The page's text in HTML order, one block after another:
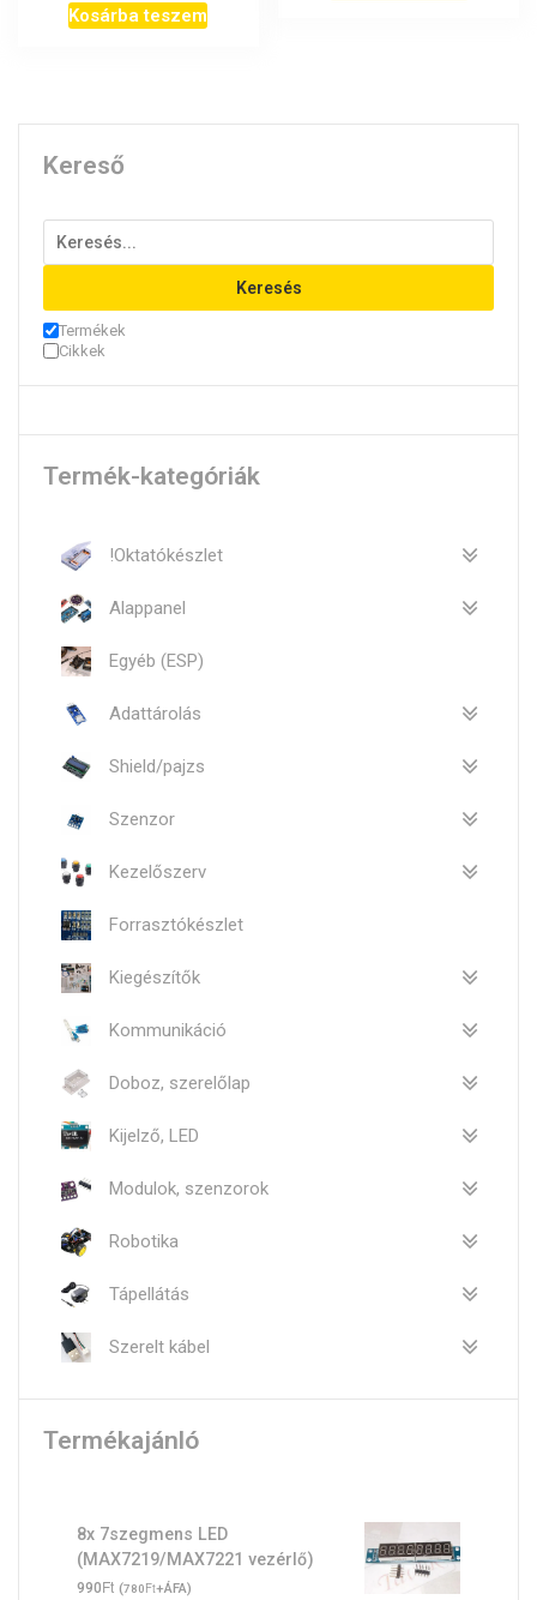
Kosárba teszem
Kereső
Keresés
Termékek
Cikkek
Termék-kategóriák
!Oktatókészlet
Alappanel
Egyéb (ESP)
Adattárolás
Shield/pajzs
Szenzor
Kezelőszerv
Forrasztókészlet
Kiegészítők
Kommunikáció
Doboz, szerelőlap
Kijelző, LED
Modulok, szenzorok
Robotika
Tápellátás
Szerelt kábel
Termékajánló
8x 7szegmens LED
(MAX7219/MAX7221 vezérlő)
990Ft (780Ft+ÁFA)